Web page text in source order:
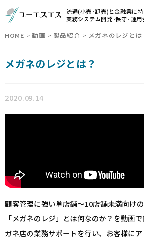
流通(小売･卸売)と金融業に
業務システム開発･保守･運用
HOME >動画 > 製品紹介 > メガネのレジとは
メガネのレジとは？
2020.09.14
顧客管理に強い単店舗～10店舗未満向け
「メガネのレジ」とは何なのか？を動画
ガネ店の業務サポートを行い、お客様に